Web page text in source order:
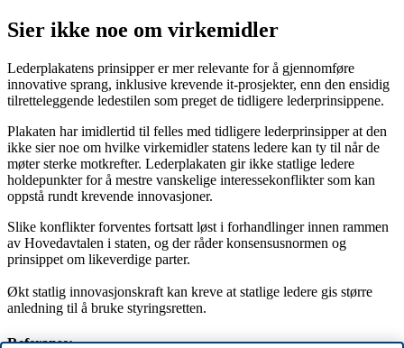
Sier ikke noe om virkemidler
Lederplakatens prinsipper er mer relevante for å gjennomføre
innovative sprang, inklusive krevende it-prosjekter, enn den ensidig
tilretteleggende ledestilen som preget de tidligere lederprinsippene.
Plakaten har imidlertid til felles med tidligere lederprinsipper at den
ikke sier noe om hvilke virkemidler statens ledere kan ty til når de
møter sterke motkrefter. Lederplakaten gir ikke statlige ledere
holdepunkter for å mestre vanskelige interessekonflikter som kan
oppstå rundt krevende innovasjoner.
Slike konflikter forventes fortsatt løst i forhandlinger innen rammen
av Hovedavtalen i staten, og der råder konsensusnormen og
prinsippet om likeverdige parter.
Økt statlig innovasjonskraft kan kreve at statlige ledere gis større
anledning til å bruke styringsretten.
Referanse: